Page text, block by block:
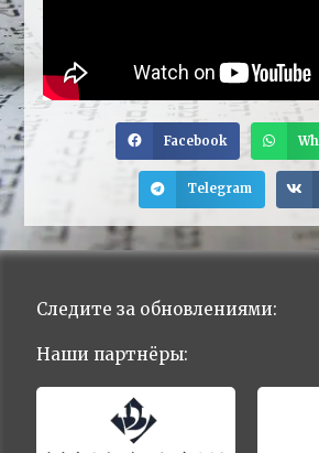
Facebook
Telegram
Следите за обновлениями:
Наши партнёры: